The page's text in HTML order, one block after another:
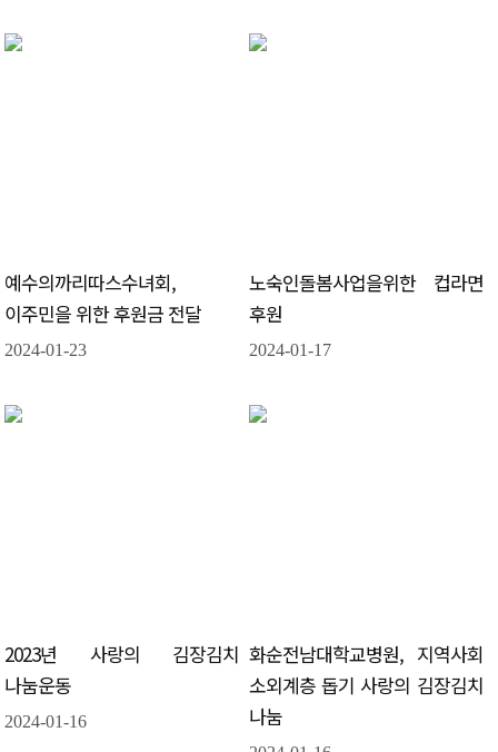
예수의까리따스수녀회,
이주민을 위한 후원금 전달
2024-01-23
노숙인돌봄사업을위한 컵라면
후원
2024-01-17
2023년 사랑의 김장김치
나눔운동
2024-01-16
화순전남대학교병원, 지역사회
소외계층 돕기 사랑의 김장김치
나눔